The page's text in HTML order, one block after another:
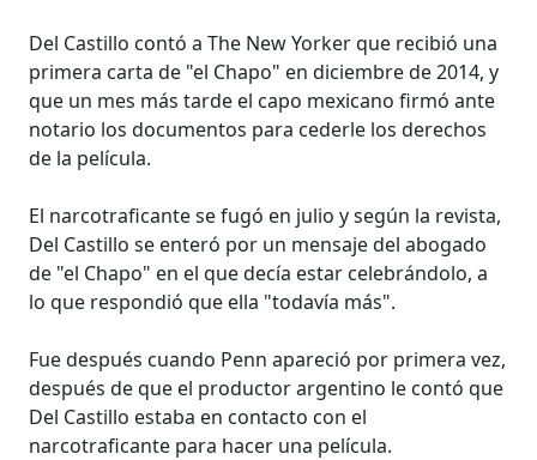
Del Castillo contó a The New Yorker que recibió una
primera carta de "el Chapo" en diciembre de 2014, y
que un mes más tarde el capo mexicano firmó ante
notario los documentos para cederle los derechos
de la película.
El narcotraficante se fugó en julio y según la revista,
Del Castillo se enteró por un mensaje del abogado
de "el Chapo" en el que decía estar celebrándolo, a
lo que respondió que ella "todavía más".
Fue después cuando Penn apareció por primera vez,
después de que el productor argentino le contó que
Del Castillo estaba en contacto con el
narcotraficante para hacer una película.